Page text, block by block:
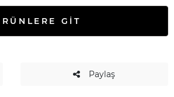
GİT
Paylaş